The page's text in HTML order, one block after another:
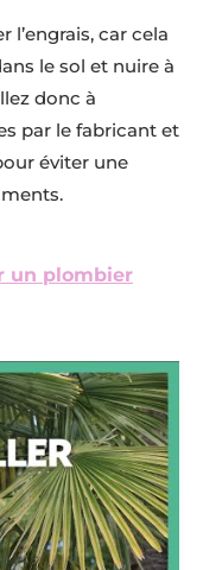
l’engrais, car cela
le sol et nuire à
donc à
par le fabricant et
éviter une
un plombier